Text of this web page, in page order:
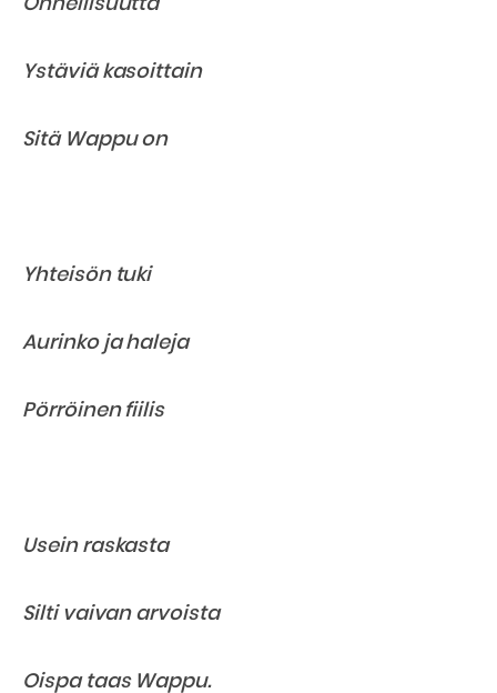
Onnellisuutta
Ystäviä kasoittain
Sitä Wappu on
Yhteisön tuki
Aurinko ja haleja
Pörröinen fiilis
Usein raskasta
Silti vaivan arvoista
Oispa taas Wappu.